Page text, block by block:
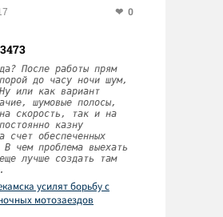
0
После работы прям
до часу ночи шум,
или как вариант
шумовые полосы,
скорость, так и на
казну
счет обеспеченных
В чем проблема выехать
лучше создать там
усилят борьбу с
мотозаездов